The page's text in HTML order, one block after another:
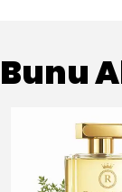
Bunu